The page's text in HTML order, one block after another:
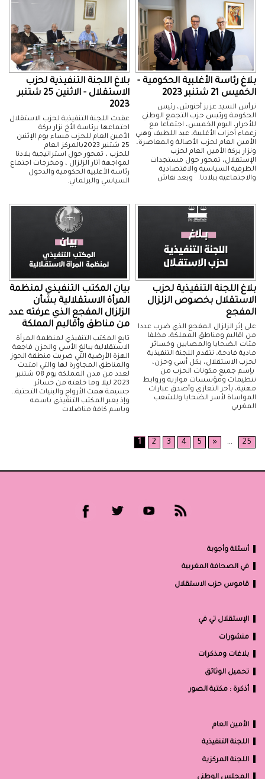
بلاغ اللجنة التنفيذية لحزب
الاستقلال - الاثنين 25 شتنبر
2023
عقدت اللجنة التنفيذية لحزب الاستقلال
اجتماعها برئاسة الأخ نزار بركة
الأمين العام للحزب مساء يوم الإثنين
25 شتنبر 2023بالمركز العام
للحزب ، تمحور حول استراتيجية بلادنا
لمواجهة آثار الزلزال ، ومخرجات اجتماع
رئاسة الأغلبية الحكومية والدخول
السياسي والبرلماني.
بلاغ رئاسة الأغلبية الحكومية -
الخميس 21 شتنبر 2023
ترأس السيد عزيز أخنوش، رئيس
الحكومة ورئيس حزب التجمع الوطني
للأحرار، اليوم الخميس، اجتماعا مع
زعماء أحزاب الأغلبية، عبد اللطيف وهبي
الأمين العام لحزب الأصالة والمعاصرة،
ونزار بركة الأمين العام لحزب
الإستقلال، تمحور حول مستجدات
الظرفية السياسية والاقتصادية
والاجتماعية ببلادنا. وبعد نقاش
بيان المكتب التنفيذي لمنظمة
المرأة الاستقلالية بشأن
الزلزال المفجع الذي عرفته عدد
من مناطق وأقاليم المملكة
تابع المكتب التنفيذي لمنظمة المرأة
الاستقلالية ببالغ الأسى والحزن فاجعة
الهزة الأرضية التي ضربت منطقة الحوز
والمناطق المجاورة لها والتي امتدت
لعدد من مدن المملكة يوم 08 شتنبر
2023 ليلا وما خلفته من خسائر
جسيمة همت الأرواح والبنيات التحتية..
وإذ يعبر المكتب التنفيذي باسمه
وباسم كافة مناضلات
بلاغ اللجنة التنفيذية لحزب
الاستقلال بخصوص الزلزال
المفجع
على إثر الزلزال المفجع الذي ضرب عددا
من اقاليم ومناطق المملكة، مخلفا
مئات الضحايا والمصابين وخسائر
مادية فادحة، تتقدم اللجنة التنفيذية
لحزب الاستقلال، بكل أسى وحزن،
بإسم جميع مكونات الحزب من
تنظيمات ومؤسسات موازية وروابط
مهنية، بأحر التعازي وأصدق عبارات
المواساة لأسر الضحايا وللشعب
المغربي
1 2 3 4 5 » ... 25
أسئلة وأجوبة
في الصحافة المغربية
قاموس حزب الاستقلال
الإستقلال تي في
منشورات
بلاغات ومذكرات
تحميل الوثائق
أذكرة : مكتبة الصور
الأمين العام
اللجنة التنفيذية
اللجنة المركزية